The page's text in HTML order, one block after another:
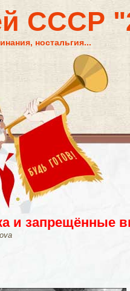
СССР
ностальгия...
и запрещённые